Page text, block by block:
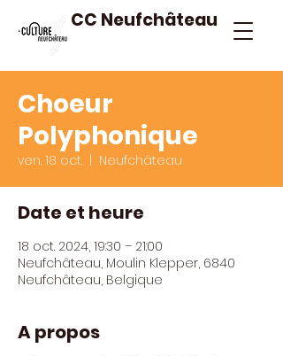
CC Neufchâteau
Choeur
Polyphonique
ven. 18 oct. Neufchâteau
Date et heure
18 oct. 2024, 19:30 – 21:00
Neufchâteau, Moulin Klepper, 6840
Neufchâteau, Belgique
A propos